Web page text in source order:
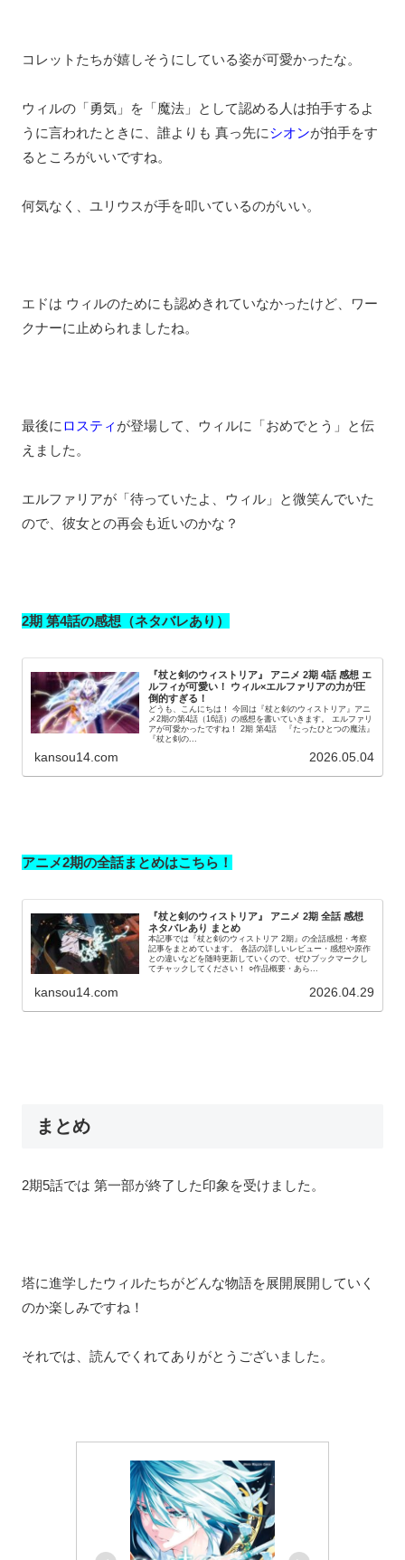
コレットたちが嬉しそうにしている姿が可愛かったな。
ウィルの「勇気」を「魔法」として認める人は拍手するよ
うに言われたときに、誰よりも 真っ先にシオンが拍手をす
るところがいいですね。
何気なく、ユリウスが手を叩いているのがいい。
エドは ウィルのためにも認めきれていなかったけど、ワー
クナーに止められましたね。
最後に ロスティ が登場して、ウィルに「おめでとう」と伝
えました。
エルファリアが「待っていたよ、ウィル」と微笑んでいた
ので、彼女との再会も近いのかな？
2期 第4話の感想（ネタバレあり）
『杖と剣のウィストリア』 アニメ 2期 4話 感想 エ
ルフィが可愛い！ ウィル×エルファリアの力が圧
倒的すぎる！
どうも、こんにちは！ 今回は『杖と剣のウィストリア』アニ
メ2期の第4話（16話）の感想を書いていきます。 エルファリ
アが可愛かったですね！ 2期 第4話 『たったひとつの魔法』
『杖と剣の...
kansou14.com 2026.05.04
アニメ2期の全話まとめはこちら！
『杖と剣のウィストリア』 アニメ 2期 全話 感想
ネタバレあり まとめ
本記事では『杖と剣のウィストリア 2期』の全話感想・考察
記事をまとめています。 各話の詳しいレビュー・感想や原作
との違いなどを随時更新していくので、ぜひブックマークし
てチャックしてください！ ○作品概要・あら...
kansou14.com 2026.04.29
まとめ
2期5話では 第一部が終了した印象を受けました。
塔に進学したウィルたちがどんな物語を展開展開していく
のか楽しみですね！
それでは、読んでくれてありがとうございました。